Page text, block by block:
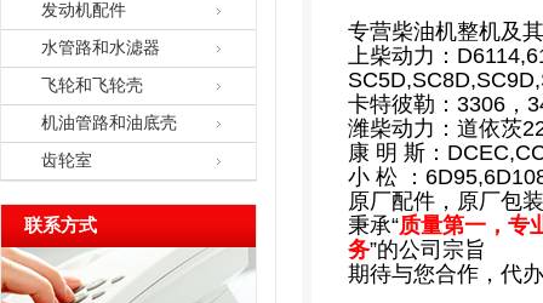
发动机配件
水管路和水滤器
飞轮和飞轮壳
机油管路和油底壳
齿轮室
联系方式
专营柴油机整机及
上柴动力：
卡特彼勒：3306，
潍柴动力：道依茨
康 明 斯：
小 松 ：
原厂配件，原厂包
秉承“质量第一，专
务”的公司宗旨
期待与您合作，代